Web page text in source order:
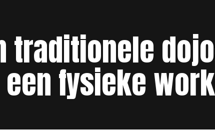
traditionele
een fysieke